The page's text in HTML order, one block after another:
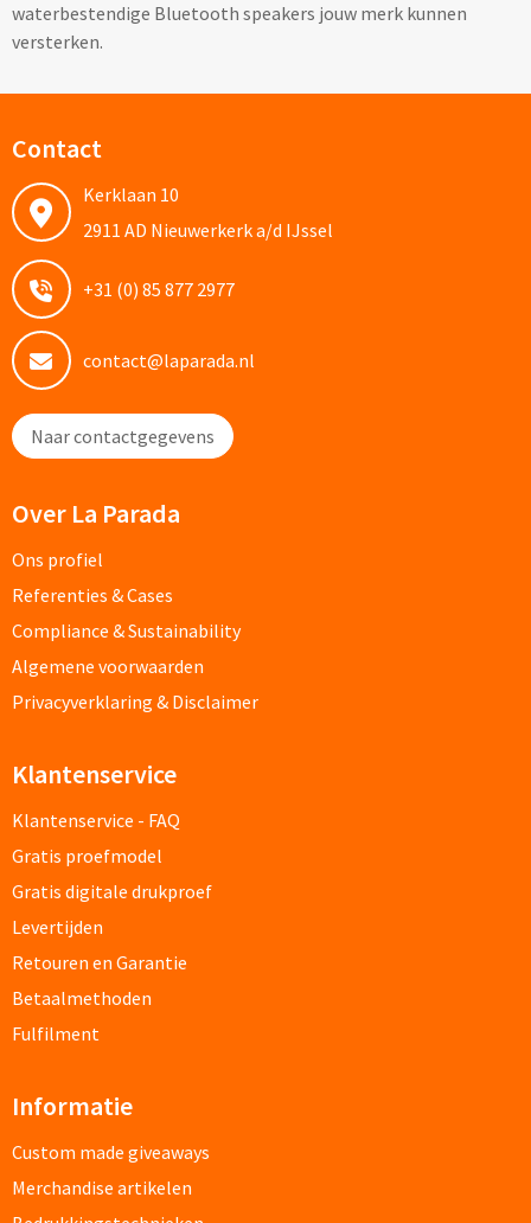
Waterbestendige speakers bedrukken
Multifunctionele speakers bedrukken
Oplaadkabels & Accessoires
Oplaadkabels bedrukken
Telefoonhouders bedrukken
Telefoonhoesjes bedrukken
USB-hubs bedrukken
Computermuizen bedrukken
Overige computer accessoires
Smartwatches bedrukken
Bureauklokken bedrukken
Wandklokken bedrukken
Custom made
Custom made USB sticks
waterbestendige Bluetooth speakers jouw merk kunnen
versterken.
Contact
Kerklaan 10
2911 AD Nieuwerkerk a/d IJssel
+31 (0) 85 877 2977
contact@laparada.nl
Naar contactgegevens
Over La Parada
Ons profiel
Referenties & Cases
Compliance & Sustainability
Algemene voorwaarden
Privacyverklaring & Disclaimer
Klantenservice
Klantenservice - FAQ
Gratis proefmodel
Gratis digitale drukproef
Levertijden
Retouren en Garantie
Betaalmethoden
Fulfilment
Informatie
Custom made giveaways
Merchandise artikelen